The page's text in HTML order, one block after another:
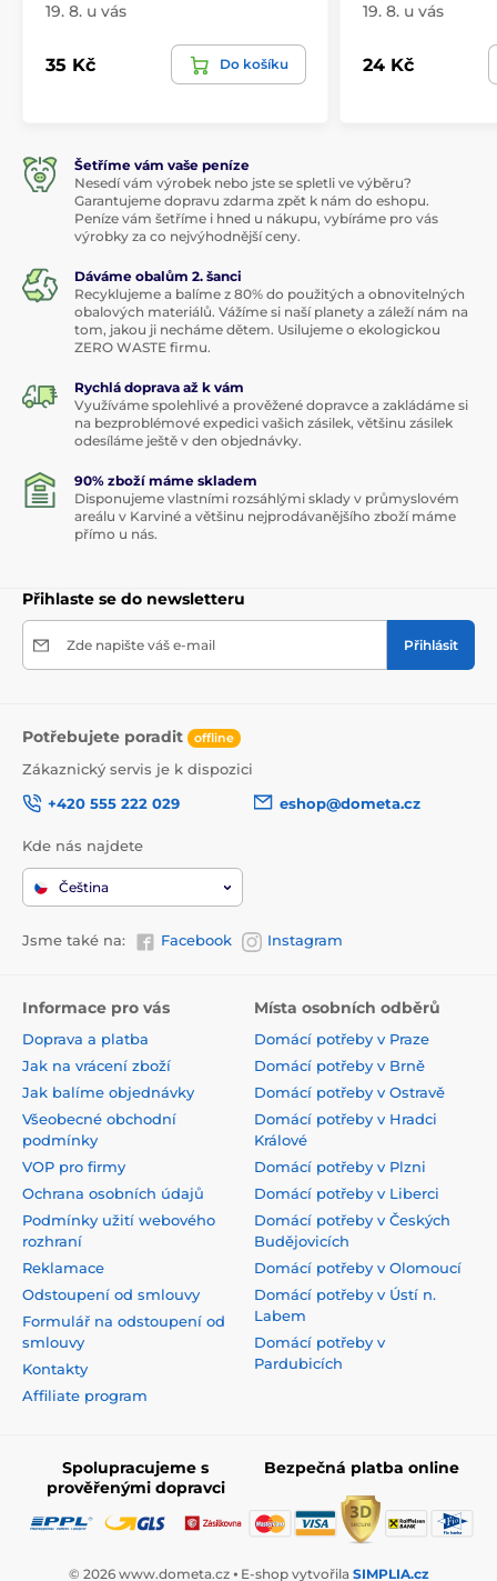
19. 8. u vás
35 Kč Do košíku
19. 8. u vás
24 Kč
Šetříme vám vaše peníze
Nesedí vám výrobek nebo jste se spletli ve výběru?
Garantujeme dopravu zdarma zpět k nám do eshopu.
Peníze vám šetříme i hned u nákupu, vybíráme pro vás
výrobky za co nejvýhodnější ceny.
Dáváme obalům 2. šanci
Recyklujeme a balíme z 80% do použitých a obnovitelných
obalových materiálů. Vážíme si naší planety a záleží nám na
tom, jakou ji necháme dětem. Usilujeme o ekologickou
ZERO WASTE firmu.
Rychlá doprava až k vám
Využíváme spolehlivé a prověžené dopravce a zakládáme si
na bezproblémové expedici vašich zásilek, většinu zásilek
odesíláme ještě v den objednávky.
90% zboží máme skladem
Disponujeme vlastními rozsáhlými sklady v průmyslovém
areálu v Karviné a většinu nejprodávanějšího zboží máme
přímo u nás.
Přihlaste se do newsletteru
Zde napište váš e-mail Přihlásit
Potřebujete poradit offline
Zákaznický servis je k dispozici
+420 555 222 029
eshop@dometa.cz
Kde nás najdete
Čeština
Jsme také na: Facebook Instagram
Informace pro vás
Doprava a platba
Jak na vrácení zboží
Jak balíme objednávky
Všeobecné obchodní
podmínky
VOP pro firmy
Ochrana osobních údajů
Podmínky užití webového
rozhraní
Reklamace
Odstoupení od smlouvy
Formulář na odstoupení od
smlouvy
Kontakty
Affiliate program
Místa osobních odběrů
Domácí potřeby v Praze
Domácí potřeby v Brně
Domácí potřeby v Ostravě
Domácí potřeby v Hradci
Králové
Domácí potřeby v Plzni
Domácí potřeby v Liberci
Domácí potřeby v Českých
Budějovicích
Domácí potřeby v Olomoucí
Domácí potřeby v Ústí n.
Labem
Domácí potřeby v
Pardubicích
Spolupracujeme s
prověřenými dopravci
Bezpečná platba online
© 2026 www.dometa.cz ⦁ E-shop vytvořila SIMPLIA.cz